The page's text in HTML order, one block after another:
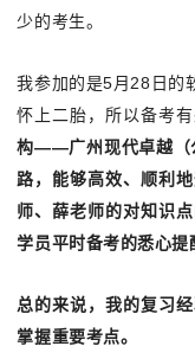
少的考生。
我参加的是5月28日的
怀上二胎，所以备考
构——广州现代卓越（
路，能够高效、顺利
师、薛老师的对知识
学员平时备考的悉心提
总的来说，我的复习
掌握重要考点。